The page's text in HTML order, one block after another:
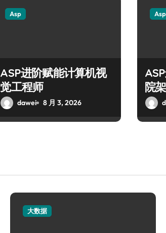
Asp
ASP进阶赋能计算机视
觉工程师
dawei 8 月 3, 2026
Asp
院
大数据